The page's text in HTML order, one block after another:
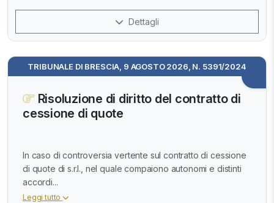
Dettagli
TRIBUNALE DI BRESCIA, 9 AGOSTO 2026, N. 5391/2024
Risoluzione di diritto del contratto di
cessione di quote
In caso di controversia vertente sul contratto di cessione
di quote di s.r.l., nel quale compaiono autonomi e distinti
accordi...
Leggi tutto